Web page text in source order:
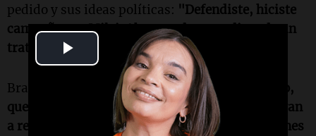
Video
pedido y sus ideas políticas: "Defendiste, hiciste
campaña por Milei. Ahora andas mendigando un
tratamiento para tu hermana por acá".
Brancatelli también agregó:"Quédate tranquilo,
que por ser conocido ahí te contactaron y te lo van
a resolver. Pero miles de personas con situaciones